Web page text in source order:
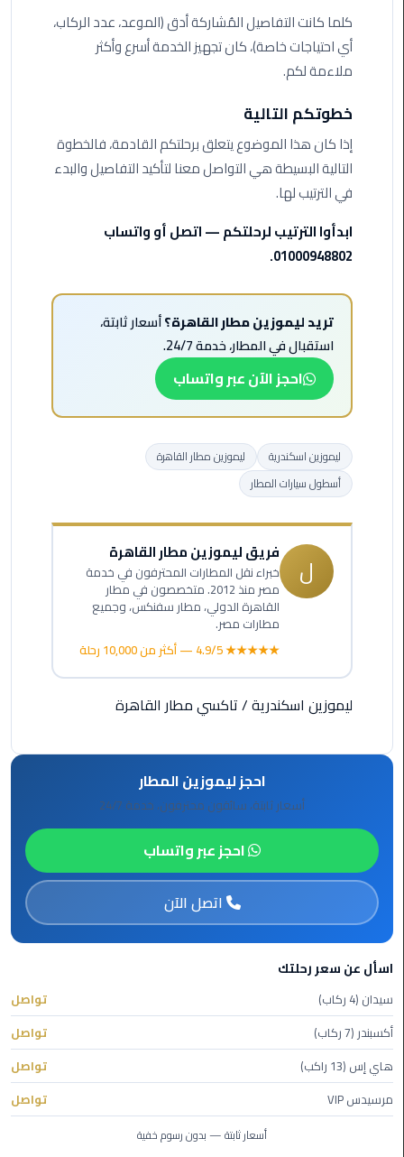
مرسيدس
بالسائق
ليموزين
مطار
العلمين
ليموزين
السويس
الاسكندريه
الشيخ
مطروح
ليموزين
من
مطار
القاهرة
ليموزين
مطار
القاهرة
ليموزين
السخنة
ليموزين
مطار
سفنكس
كلما كانت التفاصيل المُشاركة أدق (الموعد، عدد الركاب،
أي احتياجات خاصة)، كان تجهيز الخدمة أسرع وأكثر
ملاءمة لكم.
خطوتكم التالية
إذا كان هذا الموضوع يتعلق برحلتكم القادمة، فالخطوة
التالية البسيطة هي التواصل معنا لتأكيد التفاصيل والبدء
في الترتيب لها.
ابدأوا الترتيب لرحلتكم — اتصل أو واتساب
01000948802.
تريد ليموزين مطار القاهرة؟أسعار ثابتة،
استقبال في المطار، خدمة 24/7.
احجز الآن عبر واتساب
ليموزين اسكندرية
ليموزين مطار القاهرة
أسطول سيارات المطار
ل فريق ليموزين مطار القاهرة
خبراء نقل المطارات المحترفون في خدمة
مصر منذ 2012. متخصصون في مطار
القاهرة الدولي، مطار سفنكس، وجميع
مطارات مصر.
★★★★★ 4.9/5 — أكثر من 10,000 رحلة
ليموزين اسكندرية/تاكسي مطار القاهرة
احجز ليموزين المطار
أسعار ثابتة، سائقون محترفون، خدمة 24/7
احجز عبر واتساب
اتصل الآن
اسأل عن سعر رحلتك
سيدان (4 ركاب)
تواصل
أكسبندر (7 ركاب)
تواصل
هاي إس (13 راكب)
تواصل
مرسيدس VIP
تواصل
أسعار ثابتة — بدون رسوم خفية